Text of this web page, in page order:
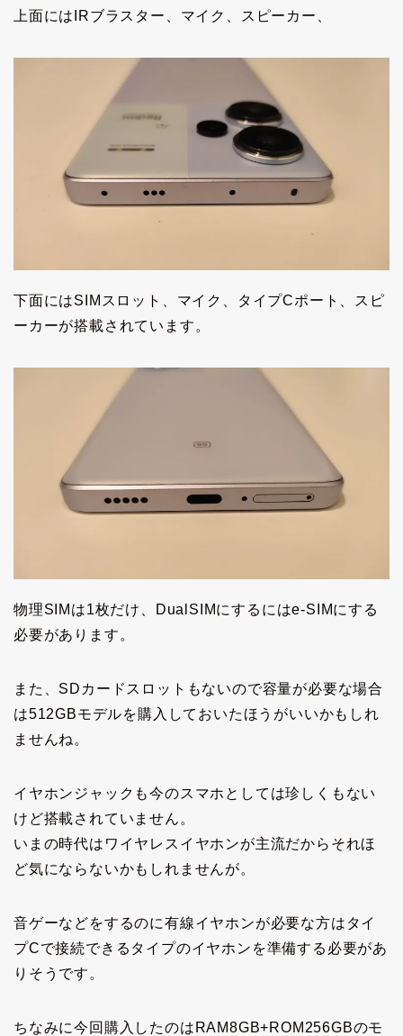
上面にはIRブラスター、マイク、スピーカー、
下面にはSIMスロット、マイク、タイプCポート、スピ
ーカーが搭載されています。
物理SIMは1枚だけ、DualSIMにするにはe-SIMにする
必要があります。
また、SDカードスロットもないので容量が必要な場合
は512GBモデルを購入しておいたほうがいいかもしれ
ませんね。
イヤホンジャックも今のスマホとしては珍しくもない
けど搭載されていません。
いまの時代はワイヤレスイヤホンが主流だからそれほ
ど気にならないかもしれませんが。
音ゲーなどをするのに有線イヤホンが必要な方はタイ
プCで接続できるタイプのイヤホンを準備する必要があ
りそうです。
ちなみに今回購入したのはRAM8GB+ROM256GBのモ